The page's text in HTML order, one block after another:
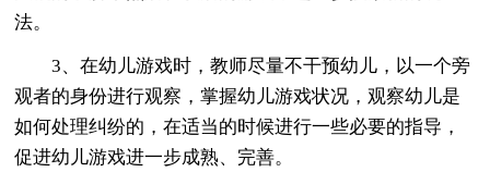
法。
3、在幼儿游戏时，教师尽量不干预幼儿，以一个旁
观者的身份进行观察，掌握幼儿游戏状况，观察幼儿是
如何处理纠纷的，在适当的时候进行一些必要的指导，
促进幼儿游戏进一步成熟、完善。